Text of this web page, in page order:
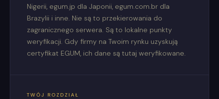
Nigerii, egum.jp dla Japonii, egum.com.br dla
Brazylii i inne. Nie są to przekierowania do
zagranicznego serwera. Są to lokalne punkty
weryfikacji. Gdy firmy na Twoim rynku uzyskują
certyfikat EGUM, ich dane są tutaj weryfikowane.
TWÓJ ROZDZIAŁ